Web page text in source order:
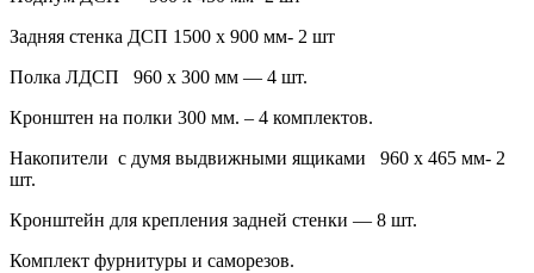
Задняя стенка ДСП 1500 х 900 мм- 2 шт
Полка ЛДСП 960 х 300 мм — 4 шт.
Кронштен на полки 300 мм. – 4 комплектов.
Накопители с думя выдвижными ящиками 960 х 465 мм- 2
шт.
Кронштейн для крепления задней стенки — 8 шт.
Комплект фурнитуры и саморезов.